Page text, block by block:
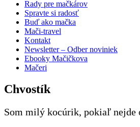
Rady pre mačkárov
Spravte si radosť
Buď ako mačka
Mači-travel
Kontakt
Newsletter – Odber noviniek
Ebooky Mačičkova
Mačeri
Chvostík
Som milý kocúrik, pokiaľ nejde